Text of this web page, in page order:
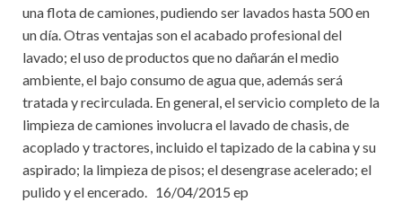
una flota de camiones, pudiendo ser lavados hasta 500 en
un día. Otras ventajas son el acabado profesional del
lavado; el uso de productos que no dañarán el medio
ambiente, el bajo consumo de agua que, además será
tratada y recirculada. En general, el servicio completo de la
limpieza de camiones involucra el lavado de chasis, de
acoplado y tractores, incluido el tapizado de la cabina y su
aspirado; la limpieza de pisos; el desengrase acelerado; el
pulido y el encerado. 16/04/2015 ep